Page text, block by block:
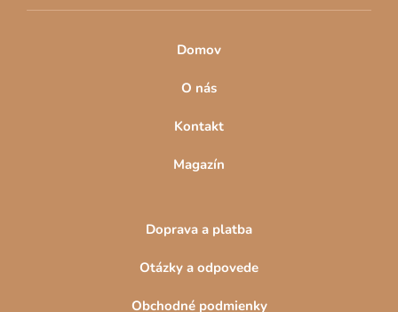
Domov
O nás
Kontakt
Magazín
Doprava a platba
Otázky a odpovede
Obchodné podmienky